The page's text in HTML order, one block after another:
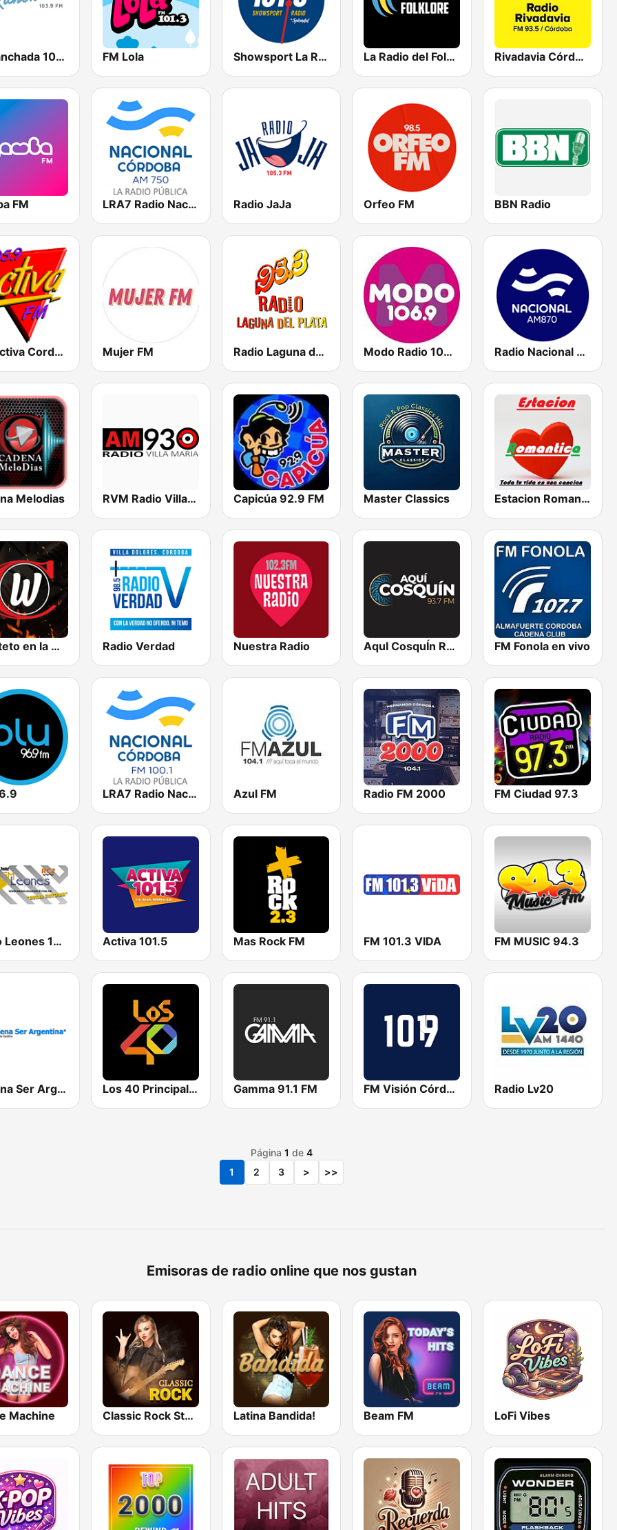
La Ranchada 103.9 FM FM Lola Showsport La Red Córdoba - FM 101.3 La Radio del Folklore Rivadavia Córdoba
FM LRA7 Radio Nacional Córdoba AM 750 Radio JaJa Orfeo FM BBN Radio
FM Activa Cordoba Mujer FM Radio Laguna del Plata Modo Radio 106.9 Radio Nacional - Córdoba 870 AM
Melodias RVM Radio Villa Maria 930 AM Capicúa 92.9 FM Master Classics Estacion Romantica Radio
Cuarteto en la Web Radio Verdad Nuestra Radio AquI CosquÍn Radio FM Fonola en vivo
LRA7 Radio Nacional Córdoba FM 100.1 Azul FM Radio FM 2000 FM Ciudad 97.3
Radio Leones 107.7 FM Activa 101.5 Mas Rock FM FM 101.3 VIDA FM MUSIC 94.3
Cadena Ser Argentina Los 40 Principales (Villa Maria) Gamma 91.1 FM FM Visión Córdoba | Cadena 102 Radio Lv20
Página 1 de 4
1
2 3 > >>
Emisoras de radio online que nos gustan
Machine Classic Rock Station Latina Bandida! Beam FM LoFi Vibes